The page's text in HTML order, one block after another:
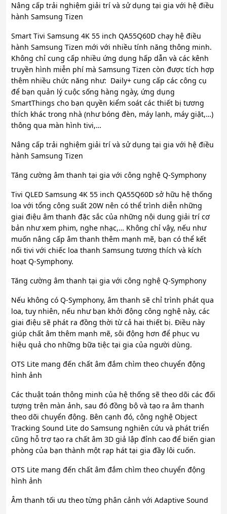
Nâng cấp trải nghiệm giải trí và sử dụng tại gia với hệ điều
hành Samsung Tizen
Smart Tivi Samsung 4K 55 inch QA55Q60D chạy hệ điều
hành Samsung Tizen mới với nhiều tính năng thông minh.
Không chỉ cung cấp nhiều ứng dụng hấp dẫn và các kênh
truyền hình miễn phí mà Samsung Tizen còn được tích hợp
thêm nhiều chức năng như: Daily+ cung cấp các công cụ
để bạn quản lý cuộc sống hàng ngày, ứng dụng
SmartThings cho bạn quyền kiểm soát các thiết bị tương
thích khác trong nhà (như bóng đèn, máy lạnh, máy giặt,…)
thông qua màn hình tivi,…
Nâng cấp trải nghiệm giải trí và sử dụng tại gia với hệ điều
hành Samsung Tizen
Tăng cường âm thanh tại gia với công nghệ Q-Symphony
Tivi QLED Samsung 4K 55 inch QA55Q60D sở hữu hệ thống
loa với tổng công suất 20W nên có thể trình diễn những
giai điệu âm thanh đặc sắc của những nội dung giải trí cơ
bản như xem phim, nghe nhạc,… Không chỉ vậy, nếu như
muốn nâng cấp âm thanh thêm mạnh mẽ, bạn có thể kết
nối tivi với chiếc loa thanh Samsung tương thích và kích
hoạt Q-Symphony.
Tăng cường âm thanh tại gia với công nghệ Q-Symphony
Nếu không có Q-Symphony, âm thanh sẽ chỉ trình phát qua
loa, tuy nhiên, nếu như bạn khởi động công nghệ này, các
giai điệu sẽ phát ra đồng thời từ cả hai thiết bị. Điều này
giúp chất âm thêm mạnh mẽ, sôi động hơn để phục vụ
hiệu quả cho những bữa tiệc tại gia của người dùng.
OTS Lite mang đến chất âm đắm chìm theo chuyển động
hình ảnh
Các thuật toán thông minh của hệ thống sẽ theo dõi các đối
tượng trên màn ảnh, sau đó đồng bộ và tạo ra âm thanh
theo dõi chuyển động. Bên cạnh đó, công nghệ Object
Tracking Sound Lite do Samsung nghiên cứu và phát triển
cũng hỗ trợ tạo ra chất âm 3D giả lập đỉnh cao để biến gian
phòng của bạn thành một rạp hát tại gia đầy lôi cuốn.
OTS Lite mang đến chất âm đắm chìm theo chuyển động
hình ảnh
Âm thanh tối ưu theo từng phân cảnh với Adaptive Sound